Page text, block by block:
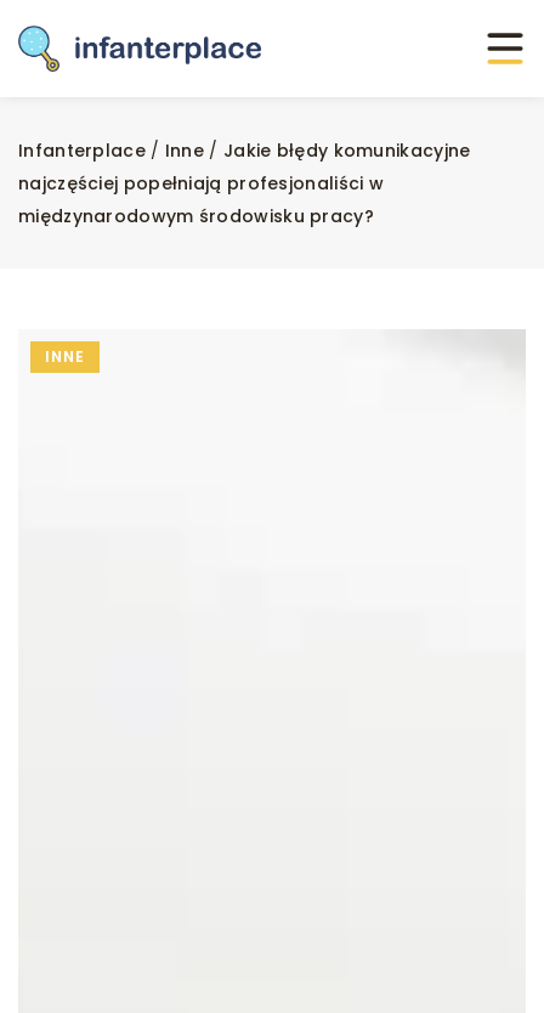
Infanterplace/ Inne / Jakie błędy komunikacyjne
najczęściej popełniają profesjonaliści w
międzynarodowym środowisku pracy?
INNE